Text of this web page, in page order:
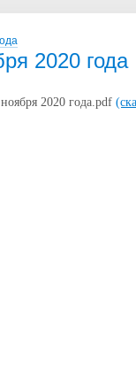
2020 года
2020 года.pdf